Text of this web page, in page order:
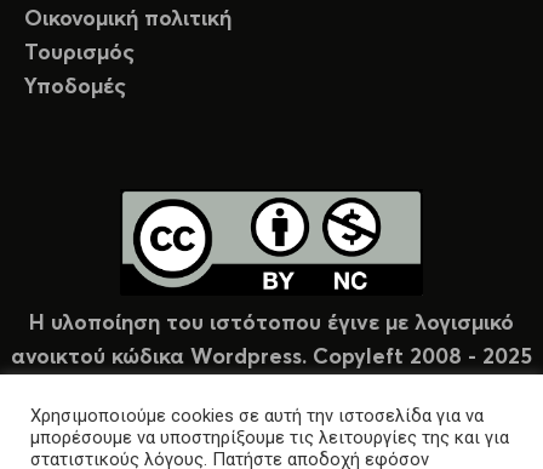
Οικονομική πολιτική
Τουρισμός
Υποδομές
Η υλοποίηση του ιστότοπου έγινε με λογισμικό
ανοικτού κώδικα Wordpress. Copyleft 2008 - 2025
Χρησιμοποιούμε cookies σε αυτή την ιστοσελίδα για να
μπορέσουμε να υποστηρίξουμε τις λειτουργίες της και για
στατιστικούς λόγους. Πατήστε αποδοχή εφόσον